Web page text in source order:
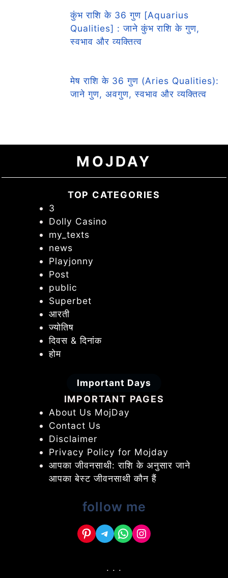
कुंभ राशि के 36 गुण [Aquarius
Qualities] : जाने कुंभ राशि के गुण,
स्वभाव और व्यक्तित्व
मेष राशि के 36 गुण (Aries Qualities):
जाने गुण, अवगुण, स्वभाव और व्यक्तित्व
MOJDAY
TOP CATEGORIES
3
Dolly Casino
my_texts
news
Playjonny
Post
public
Superbet
आरती
ज्योतिष
दिवस & दिनांक
होम
Important Days
IMPORTANT PAGES
About Us MojDay
Contact Us
Disclaimer
Privacy Policy for Mojday
आपका जीवनसाथी: राशि के अनुसार जाने
आपका बेस्ट जीवनसाथी कौन हैं
follow me
Pinterest
Telegram
WhatsApp
Instagram
. . .